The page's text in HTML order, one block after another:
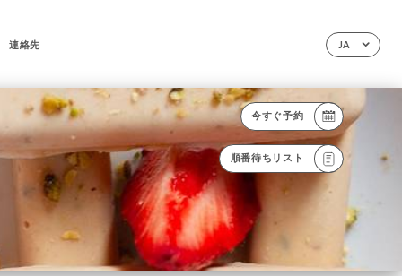
JA
連絡先
今すぐ予約
順番待ちリスト